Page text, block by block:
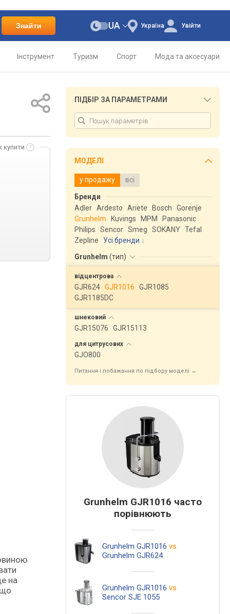
Знайти Україна
UA Увійти
Інструмент Туризм Спорт Мода та аксесуари
купити
на
ПІДБІР ЗА ПАРАМЕТРАМИ
МОДЕЛІ
у продажу всі
Бренди
Adler Ardesto Ariete Bosch
Gorenje
Grunhelm
Kuvings MPM
Panasonic
Philips
Sencor Smeg SOKANY Tefal
Zepline
Усі бренди
Grunhelm (тип)
відцентрова
GJR624 GJR1016
GJR1085
GJR1185DC
шнековий
GJR15076 GJR15113
для цитрусових
GJO800
Питання і побажання по підбору моделі →
Grunhelm GJR1016 часто
порівнюють
Grunhelm GJR1016 vs
Grunhelm GJR624
Grunhelm GJR1016 vs
Sencor SJE 1055